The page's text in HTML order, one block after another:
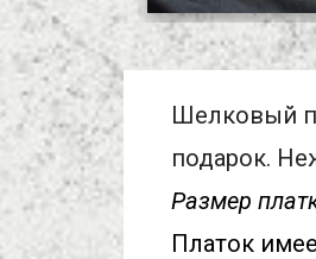
Шелковый
подарок.
Размер
Платок